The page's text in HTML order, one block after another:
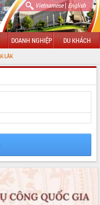
Vietnamese| English
DOANH NGHIỆP DU KHÁCH